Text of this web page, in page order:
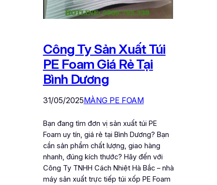
Công Ty Sản Xuất Túi
PE Foam Giá Rẻ Tại
Bình Dương
31/05/2025MÀNG PE FOAM
Bạn đang tìm đơn vị sản xuất túi PE
Foam uy tín, giá rẻ tại Bình Dương? Bạn
cần sản phẩm chất lượng, giao hàng
nhanh, đúng kích thước? Hãy đến với
Công Ty TNHH Cách Nhiệt Hà Bắc – nhà
máy sản xuất trực tiếp túi xốp PE Foam